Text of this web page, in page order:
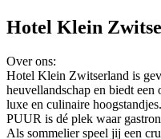
Hotel Klein
Over ons:
Hotel Klein Zwitserland is
heuvellandschap en biedt
luxe en culinaire
PUUR is dé plek waar
Als sommelier speel jij een